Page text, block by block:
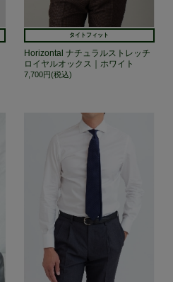
タイトフィット
Horizontal ナチュラルストレッチ
ロイヤルオックス｜ホワイト
7,700円(税込)